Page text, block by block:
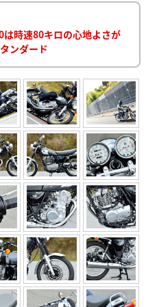
時速80キロの心地よさが
ンダード